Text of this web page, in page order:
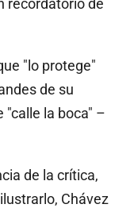
recordatorio de
de la crítica,
Chávez